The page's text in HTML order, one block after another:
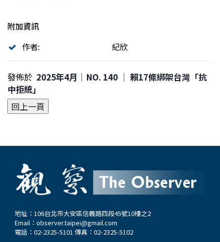
附加資訊
作者:
紀欣
發佈於 2025年4月｜NO. 140 │ 賴17條綁架台灣「抗
中拒統」
地址：106台北市大安區信義路四段45號10樓之2
Email： observer.taipei@gmail.com
電話：02-2325-5101 傳真：02-2325-5102